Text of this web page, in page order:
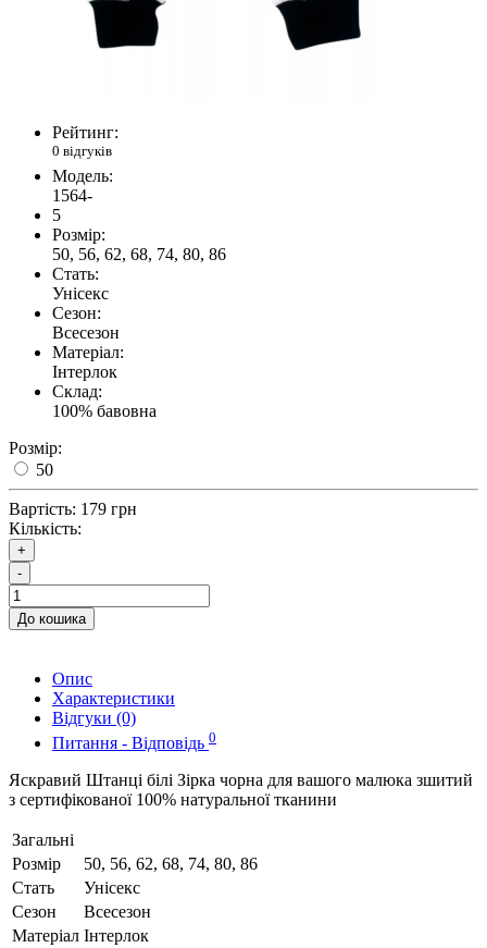
Рейтинг:
0 відгуків
Модель:
1564-
5
Розмір:
50, 56, 62, 68, 74, 80, 86
Стать:
Унісекс
Сезон:
Всесезон
Матеріал:
Інтерлок
Склад:
100% бавовна
Розмір:
50
Вартість: 179 грн
Кількість:
+
-
До кошика
Опис
Характеристики
Відгуки (0)
Питання - Відповідь 0
Яскравий Штанці білі Зірка чорна для вашого малюка зшитий
з сертифікованої 100% натуральної тканини
Загальні
Розмір
50, 56, 62, 68, 74, 80, 86
Стать
Унісекс
Сезон
Всесезон
Матеріал Інтерлок